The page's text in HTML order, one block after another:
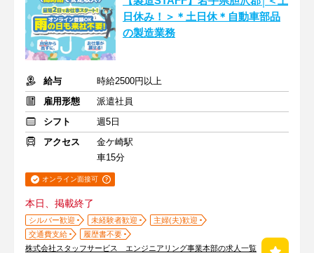
日休み！＞＊土日休＊自動車部品
の製造業務
給与
時給2500円以上
雇用形態
派遣社員
シフト
週5日
アクセス
金ケ崎駅
車15分
オンライン面接可
本日、掲載終了
シルバー歓迎 未経験者歓迎
主婦(夫)歓迎
交通費支給
履歴書不要
株式会社スタッフサービス エンジニアリング事業本部の求人一覧